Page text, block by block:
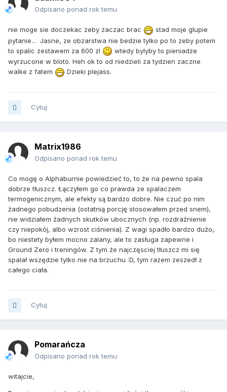
Odpisano ponad rok temu
nie moge sie doczekac zeby zaczac brac
stad moje glupie
pytanie... Jasne, ze obzarstwa nie bedzie tylko po to zeby potem
to spalic zestawem za 600 zl
wtedy bylyby to pieniadze
wyrzucone w bloto. Heh ok to od niedzieli za tydzien zaczne
walke z fatem
Dzieki plejass.
Cytuj
Matrix1986
Odpisano ponad rok temu
Co mogę o Alphaburnie powiedzieć to, to że na pewno spala
dobrze tłuszcz. Łączyłem go co prawda ze spalaczem
termogenicznym, ale efekty są bardzo dobre. Nie czuć po nim
żadnego pobudzenia (ostatnią porcję stosowałem przed snem),
nie widziałem żadnych skutków ubocznych (np. rozdrażnienie
czy niepokój, albo wzrost ciśnienia). Z wagi spadło bardzo dużo,
bo niestety byłem mocno zalany, ale to zasługa zapewne i
Ground Zero i treningów. Z tym że najczęsciej tłuszcz mi się
spalał wszędzie tylko nie na brzuchu :D, tym razem zeszedł z
całego ciała.
Cytuj
Pomarańcza
Odpisano ponad rok temu
witajcie,